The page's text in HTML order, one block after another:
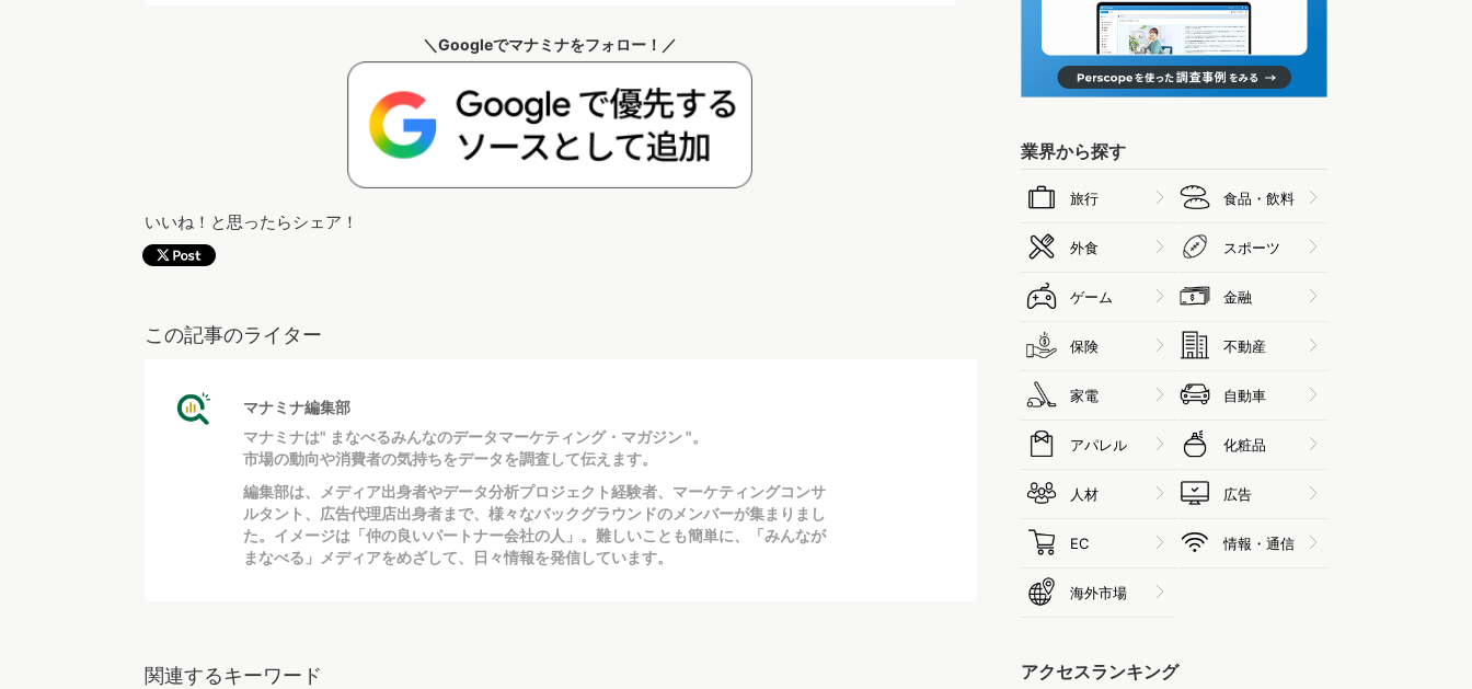
＼Googleでマナミナをフォロー！／
いいね！と思ったらシェア！
この記事のライター
マナミナ編集部
マナミナは" まなべるみんなのデータマーケティング・マガジン "。
市場の動向や消費者の気持ちをデータを調査して伝えます。
編集部は、メディア出身者やデータ分析プロジェクト経験者、マーケティングコンサ
ルタント、広告代理店出身者まで、様々なバックグラウンドのメンバーが集まりまし
た。イメージは「仲の良いパートナー会社の人」。難しいことも簡単に、「みんなが
まなべる」メディアをめざして、日々情報を発信しています。
関連するキーワード
業界から探す
旅行 食品・飲料
外食 スポーツ
ゲーム 金融
保険 不動産
家電 自動車
アパレル 化粧品
人材 広告
EC 情報・通信
海外市場
アクセスランキング